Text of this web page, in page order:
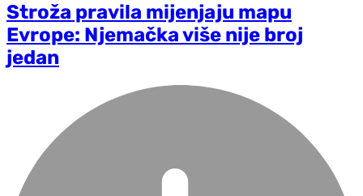
Stroža pravila mijenjaju mapu
Evrope: Njemačka više nije broj
jedan